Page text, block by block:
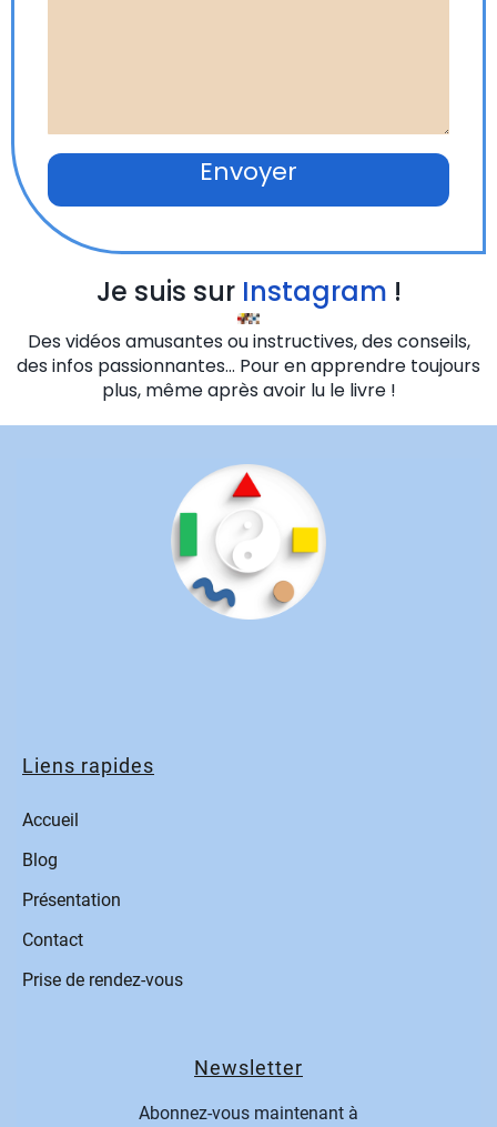
Envoyer
Je suis sur Instagram !
Des vidéos amusantes ou instructives, des conseils,
des infos passionnantes... Pour en apprendre toujours
plus, même après avoir lu le livre !
Liens rapides
Accueil
Blog
Présentation
Contact
Prise de rendez-vous
Newsletter
Abonnez-vous maintenant à